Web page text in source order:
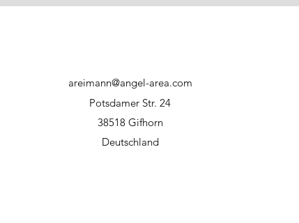
areimann@angel-area.com
Potsdamer Str. 24
38518 Gifhorn
Deutschland